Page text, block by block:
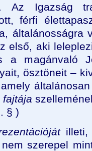
Az Igazság
férfi
általánosságra
első, aki
a magánvaló
ösztöneit –
fajtája
§ )
illeti,
szerepel